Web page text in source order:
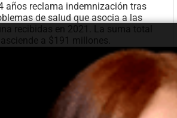
años reclama indemnización tras
de salud que asocia a las
recibidas en 2021. La suma total
a $191 millones.